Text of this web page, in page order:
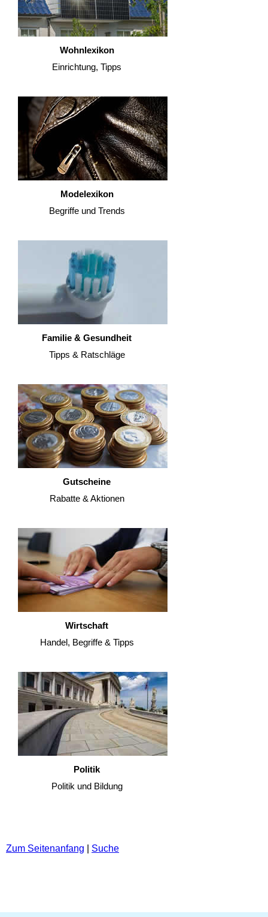
Wohnlexikon
Einrichtung, Tipps
Modelexikon
Begriffe und Trends
Familie & Gesundheit
Tipps & Ratschläge
Gutscheine
Rabatte & Aktionen
Wirtschaft
Handel, Begriffe & Tipps
Politik
Politik und Bildung
Zum Seitenanfang Suche